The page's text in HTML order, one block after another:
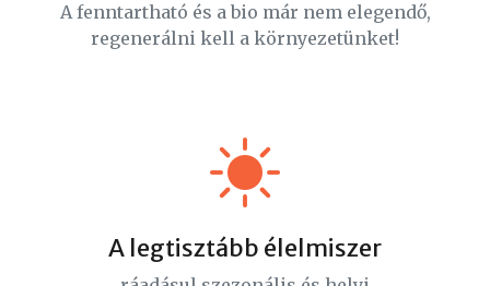
A fenntartható és a bio már nem elegendő,
regenerálni kell a környezetünket!
A legtisztább élelmiszer